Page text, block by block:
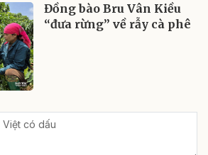
Đồng bào Bru Vân Kiều
“đưa rừng” về rẫy cà phê